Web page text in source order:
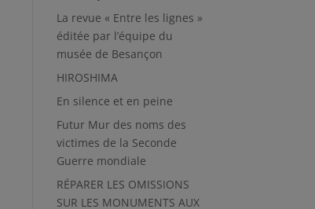
La revue « Entre les lignes »
éditée par l’équipe du
musée de Besançon
HIROSHIMA
En silence et en peine
Futur Mur des noms des
victimes de la Seconde
Guerre mondiale
RÉPARER LES OMISSIONS
SUR LES MONUMENTS AUX